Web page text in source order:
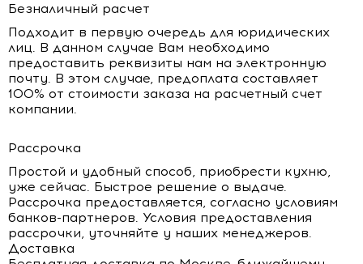
Безналичный расчет
Подходит в первую очередь для юридических
лиц. В данном случае Вам необходимо
предоставить реквизиты нам на электронную
почту. В этом случае, предоплата составляет
100% от стоимости заказа на расчетный счет
компании.
Рассрочка
Простой и удобный способ, приобрести кухню,
уже сейчас. Быстрое решение о выдаче.
Рассрочка предоставляется, согласно условиям
банков-партнеров. Условия предоставления
рассрочки, уточняйте у наших менеджеров.
Доставка